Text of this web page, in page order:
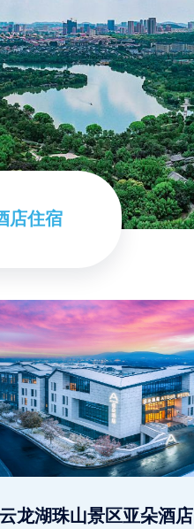
店住宿
龙湖珠山景区亚朵酒店